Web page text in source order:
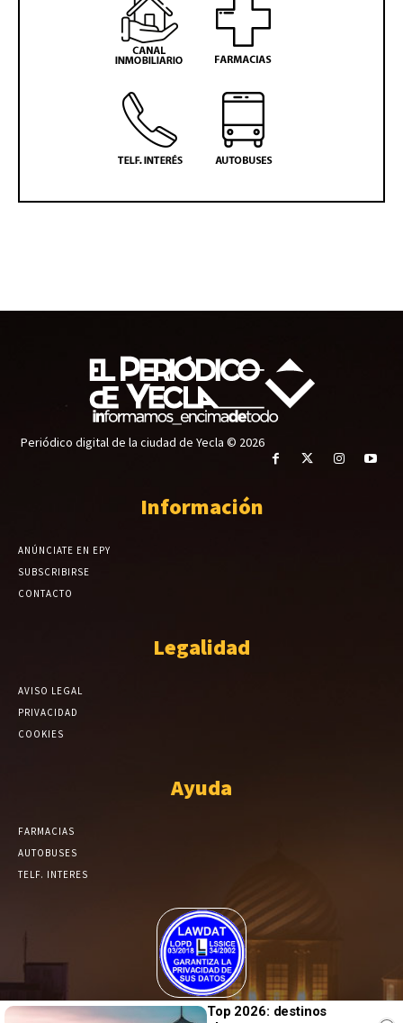
Periódico digital de la ciudad de Yecla © 2026
Información
ANÚNCIATE EN EPY
SUBSCRIBIRSE
CONTACTO
Legalidad
AVISO LEGAL
PRIVACIDAD
COOKIES
Ayuda
FARMACIAS
AUTOBUSES
TELF. INTERES
El Periódico de Yecla alcanza un grado más de compromiso en el
Top 2026: destinos